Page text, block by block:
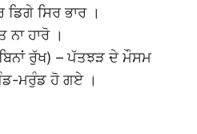
ਡਿਗੇ ਸਿਰ ਭਾਰ ।
ਹਾਰੋ ।
ਰੁੱਖ) – ਪੱਤਝੜ ਦੇ ਮੌਸਮ
ਮਰੁੰਡ ਹੋ ਗਏ ।